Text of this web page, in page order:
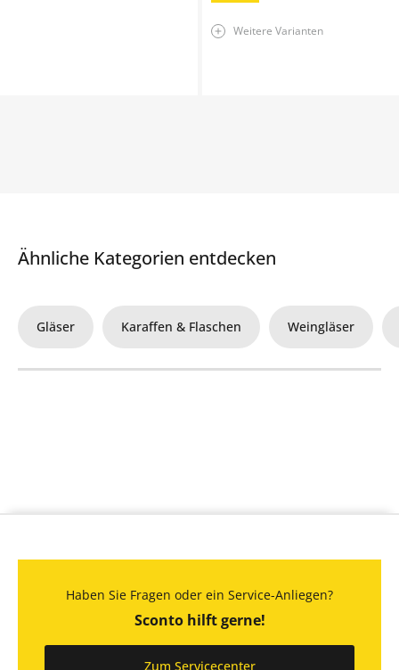
Weitere Varianten
Ähnliche Kategorien entdecken
Gläser Karaffen & Flaschen Weingläser
Haben Sie Fragen oder ein Service-Anliegen?
Sconto hilft gerne!
Zum Servicecenter